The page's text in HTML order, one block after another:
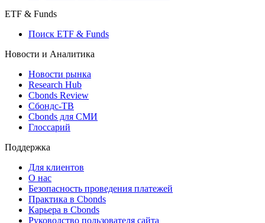
ETF & Funds
Поиск ETF & Funds
Новости и Аналитика
Новости рынка
Research Hub
Cbonds Review
Сбондс-ТВ
Cbonds для СМИ
Глоссарий
Поддержка
Для клиентов
О нас
Безопасность проведения платежей
Практика в Cbonds
Карьера в Cbonds
Руководство пользователя сайта